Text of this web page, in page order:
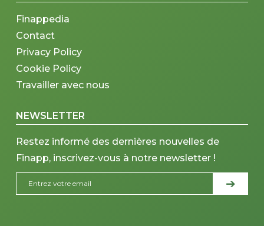
Finappedia
Contact
Privacy Policy
Cookie Policy
Travailler avec nous
NEWSLETTER
Restez informé des dernières nouvelles de
Finapp, inscrivez-vous à notre newsletter !